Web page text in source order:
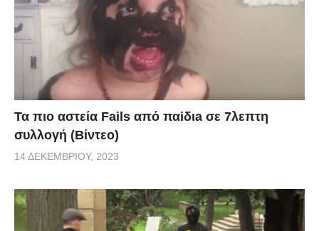
Τα πιο αστεία Fails από παiδιa σε 7λεπτη
συλλογή (Βίντεο)
14 ΔΕΚΕΜΒΡΊΟΥ, 2023